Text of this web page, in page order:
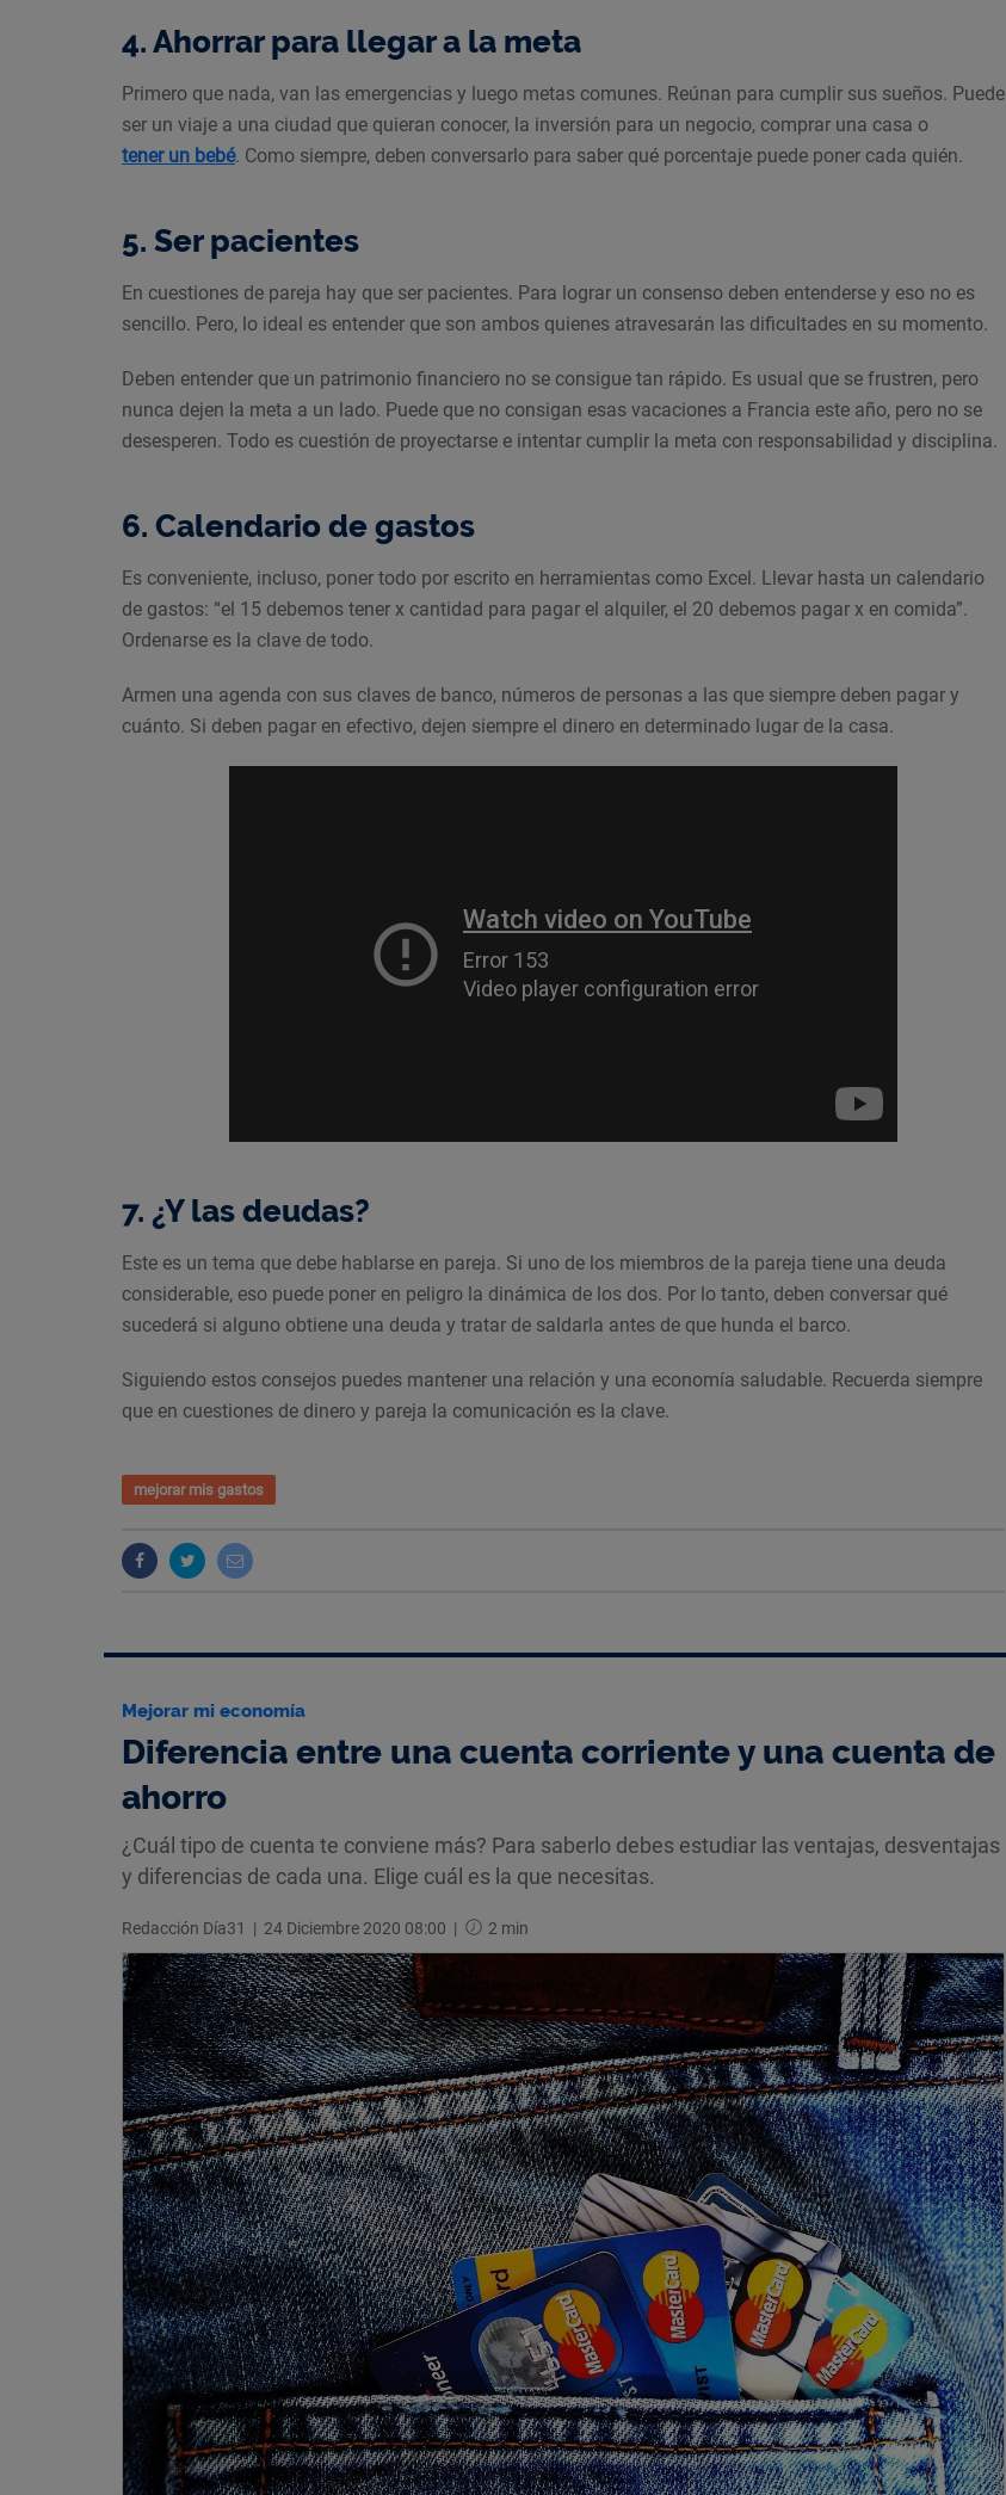
4. Ahorrar para llegar a la meta
Primero que nada, van las emergencias y luego metas comunes. Reúnan para cumplir sus sueños. Puede
ser un viaje a una ciudad que quieran conocer, la inversión para un negocio, comprar una casa o
tener un bebé. Como siempre, deben conversarlo para saber qué porcentaje puede poner cada quién.
5. Ser pacientes
En cuestiones de pareja hay que ser pacientes. Para lograr un consenso deben entenderse y eso no es
sencillo. Pero, lo ideal es entender que son ambos quienes atravesarán las dificultades en su momento.
Deben entender que un patrimonio financiero no se consigue tan rápido. Es usual que se frustren, pero
nunca dejen la meta a un lado. Puede que no consigan esas vacaciones a Francia este año, pero no se
desesperen. Todo es cuestión de proyectarse e intentar cumplir la meta con responsabilidad y disciplina.
6. Calendario de gastos
Es conveniente, incluso, poner todo por escrito en herramientas como Excel. Llevar hasta un calendario
de gastos: “el 15 debemos tener x cantidad para pagar el alquiler, el 20 debemos pagar x en comida”.
Ordenarse es la clave de todo.
Armen una agenda con sus claves de banco, números de personas a las que siempre deben pagar y
cuánto. Si deben pagar en efectivo, dejen siempre el dinero en determinado lugar de la casa.
7. ¿Y las deudas?
Este es un tema que debe hablarse en pareja. Si uno de los miembros de la pareja tiene una deuda
considerable, eso puede poner en peligro la dinámica de los dos. Por lo tanto, deben conversar qué
sucederá si alguno obtiene una deuda y tratar de saldarla antes de que hunda el barco.
Siguiendo estos consejos puedes mantener una relación y una economía saludable. Recuerda siempre
que en cuestiones de dinero y pareja la comunicación es la clave.
mejorar mis gastos
Mejorar mi economía
Diferencia entre una cuenta corriente y una cuenta de
ahorro
¿Cuál tipo de cuenta te conviene más? Para saberlo debes estudiar las ventajas, desventajas
y diferencias de cada una. Elige cuál es la que necesitas.
Redacción Día31 | 24 Diciembre 2020 08:00 | 2 min